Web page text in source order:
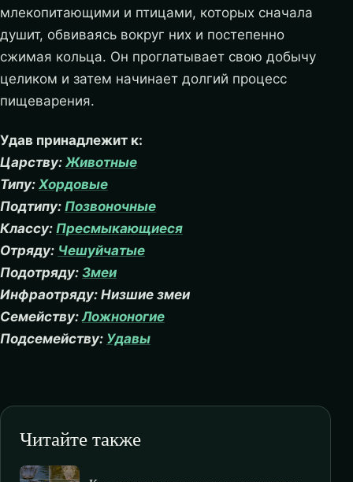
млекопитающими и птицами, которых сначала
душит, обвиваясь вокруг них и постепенно
сжимая кольца. Он проглатывает свою добычу
целиком и затем начинает долгий процесс
пищеварения.
Удав принадлежит к:
Царству: Животные
Типу: Хордовые
Подтипу: Позвоночные
Классу: Пресмыкающиеся
Отряду: Чешуйчатые
Подотряду: Змеи
Инфраотряду: Низшие змеи
Семейству: Ложноногие
Подсемейству: Удавы
Читайте также